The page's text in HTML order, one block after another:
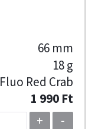
66 mm
18 g
Fluo Red Crab
1 990 Ft
+
-